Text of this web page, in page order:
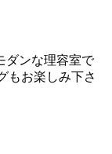
ダンな理容室で
もお楽しみ下さ